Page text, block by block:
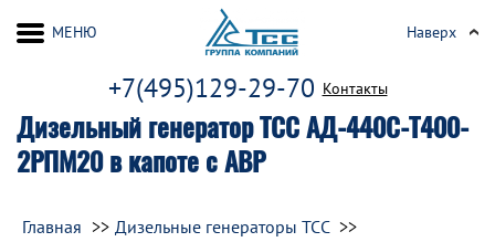
Дизельный генератор ТСС АД-440С-Т400-
2РПМ20 в капоте с АВР
+7(495)129-29-70 Контакты
МЕНЮ Наверх
Главная
Дизельные генераторы ТСС